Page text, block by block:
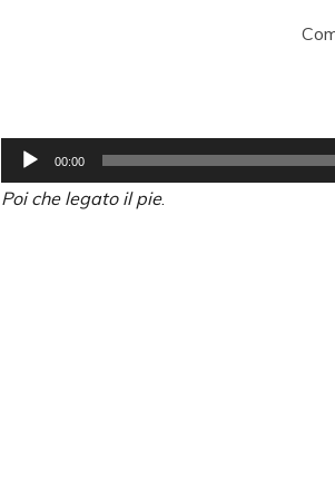
Lecteur
audio
00:00
Poi che legato il pie.